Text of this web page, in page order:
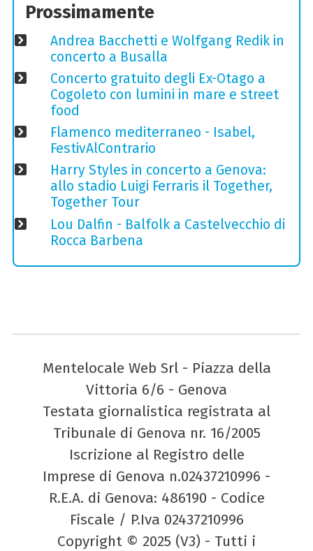
Prossimamente
Andrea Bacchetti e Wolfgang Redik in
concerto a Busalla
Concerto gratuito degli Ex-Otago a
Cogoleto con lumini in mare e street
food
Flamenco mediterraneo - Isabel,
FestivAlContrario
Harry Styles in concerto a Genova:
allo stadio Luigi Ferraris il Together,
Together Tour
Lou Dalfin - Balfolk a Castelvecchio di
Rocca Barbena
Mentelocale Web Srl - Piazza della
Vittoria 6/6 - Genova
Testata giornalistica registrata al
Tribunale di Genova nr. 16/2005
Iscrizione al Registro delle
Imprese di Genova n.02437210996 -
R.E.A. di Genova: 486190 - Codice
Fiscale / P.Iva 02437210996
Copyright © 2025 (V3) - Tutti i